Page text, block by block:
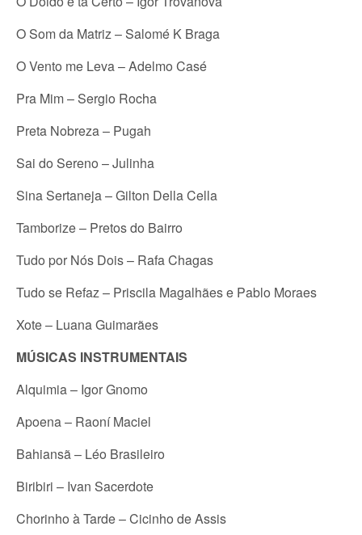
O Som da Matriz – Salomé K Braga
O Vento me Leva – Adelmo Casé
Pra Mim – Sergio Rocha
Preta Nobreza – Pugah
Sai do Sereno – Julinha
Sina Sertaneja – Gilton Della Cella
Tamborize – Pretos do Bairro
Tudo por Nós Dois – Rafa Chagas
Tudo se Refaz – Priscila Magalhães e Pablo Moraes
Xote – Luana Guimarães
MÚSICAS INSTRUMENTAIS
Alquimia – Igor Gnomo
Apoena – Raoní Maciel
Bahiansã – Léo Brasileiro
Biribiri – Ivan Sacerdote
Chorinho à Tarde – Cicinho de Assis